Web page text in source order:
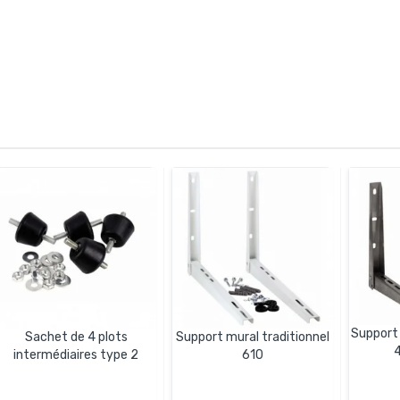
Sachet de 4 plots
intermédiaires type 2
Support mural traditionnel
610